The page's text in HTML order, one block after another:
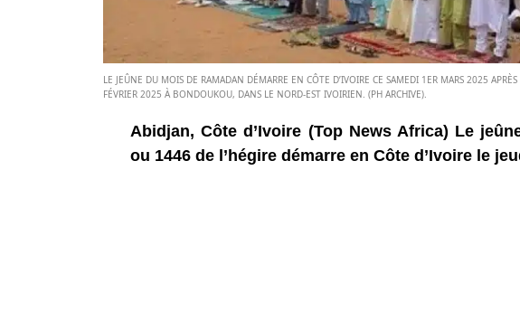
LE JEÛNE DU MOIS DE RAMADAN DÉMARRE EN CÔTE D’IVOIRE CE SAMEDI 1ER MARS 2025
FÉVRIER 2025 À BONDOUKOU, DANS LE NORD-EST IVOIRIEN. (PH ARCHIVE).
Abidjan, Côte d’Ivoire (Top News Africa) Le
ou 1446 de l’hégire démarre en Côte d’Ivoire le